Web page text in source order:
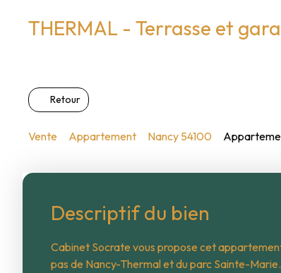
THERMAL - Terrasse et
Retour
Vente Appartement Nancy 54100
Descriptif du bien
Cabinet Socrate vous propose cet
pas de Nancy-Thermal et du parc Sainte-